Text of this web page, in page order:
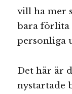
vill ha mer
bara förlita
personliga
Det här är
nystartade